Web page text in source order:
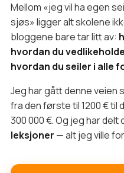
Mellom «jeg vil ha egen
sjøs» ligger alt skolene
bloggene bare tar litt av:
hvordan du
hvordan du seiler i alle
Jeg har gått denne veien
fra den første til 1200 € til
300 000 €. Og jeg har delt
leksjoner — alt jeg ville